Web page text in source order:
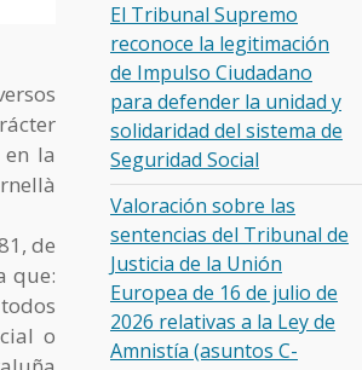
la
de
que:
o
El Tribunal Supremo
reconoce la legitimación
de Impulso Ciudadano
para defender la unidad y
solidaridad del sistema de
Seguridad Social
Valoración sobre las
sentencias del Tribunal de
Justicia de la Unión
Europea de 16 de julio de
2026 relativas a la Ley de
Amnistía (asuntos C-